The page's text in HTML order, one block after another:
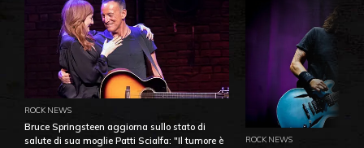
ROCK NEWS
Bruce Springsteen aggiorna sullo stato di
salute di sua moglie Patti Scialfa: "Il tumore è
ROCK NEWS